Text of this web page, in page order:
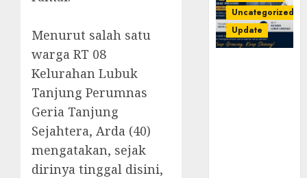
Menurut salah satu
warga RT 08
Kelurahan Lubuk
Tanjung Perumnas
Geria Tanjung
Sejahtera, Arda (40)
mengatakan, sejak
dirinya tinggal disini,
Uncategorized
Update